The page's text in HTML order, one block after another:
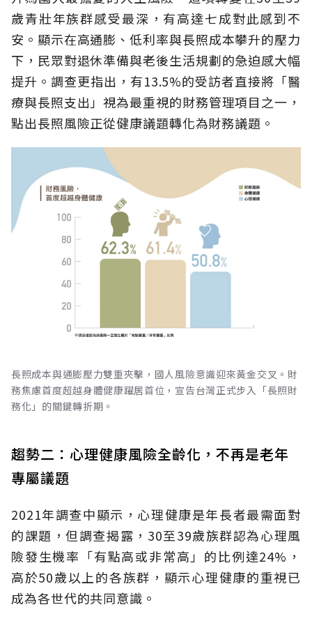
歲青壯年族群感受最深，有高達七成對此感到不
安。顯示在高通膨、低利率與長照成本攀升的壓力
下，民眾對退休準備與老後生活規劃的急迫感大幅
提升。調查更指出，有13.5%的受訪者直接將「醫
療與長照支出」視為最重視的財務管理項目之一，
點出長照風險正從健康議題轉化為財務議題。
長照成本與通膨壓力雙重夾擊，國人風險意識迎來黃金交叉。財
務焦慮首度超越身體健康躍居首位，宣告台灣正式步入「長照財
務化」的關鍵轉折期。
趨勢二：心理健康風險全齡化，不再是老年
專屬議題
2021年調查中顯示，心理健康是年長者最需面對
的課題，但調查揭露，30至39歲族群認為心理風
險發生機率「有點高或非常高」的比例達24%，
高於50歲以上的各族群，顯示心理健康的重視已
成為各世代的共同意識。